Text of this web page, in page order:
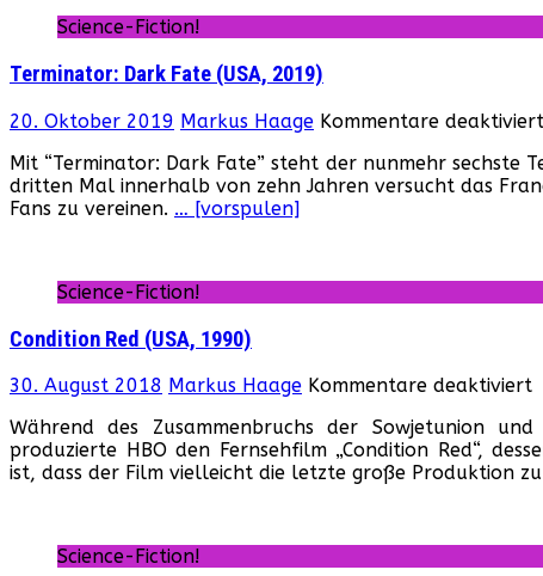
Science-Fiction!
Terminator: Dark Fate (USA, 2019)
20. Oktober 2019 Markus Haage Kommentare deaktiviert
Mit “Terminator: Dark Fate” steht der nunmehr sechste
dritten Mal innerhalb von zehn Jahren versucht das
Fans zu vereinen. … [vorspulen]
Science-Fiction!
Condition Red (USA, 1990)
30. August 2018 Markus Haage Kommentare deaktiviert
Während des Zusammenbruchs der Sowjetunion
produzierte HBO den Fernsehfilm „Condition Red“,
ist, dass der Film vielleicht die letzte große Produktion
Science-Fiction!